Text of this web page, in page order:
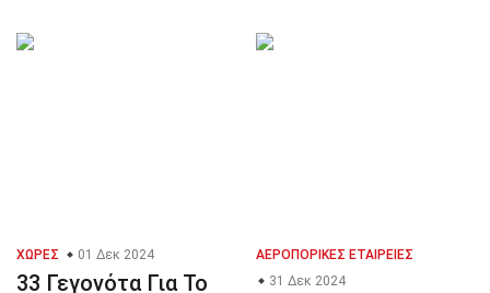
ΧΏΡΕΣ 01 Δεκ 2024
33 Γεγονότα Για Το
ΑΕΡΟΠΟΡΙΚΈΣ ΕΤΑΙΡΕΊΕΣ
31 Δεκ 2024